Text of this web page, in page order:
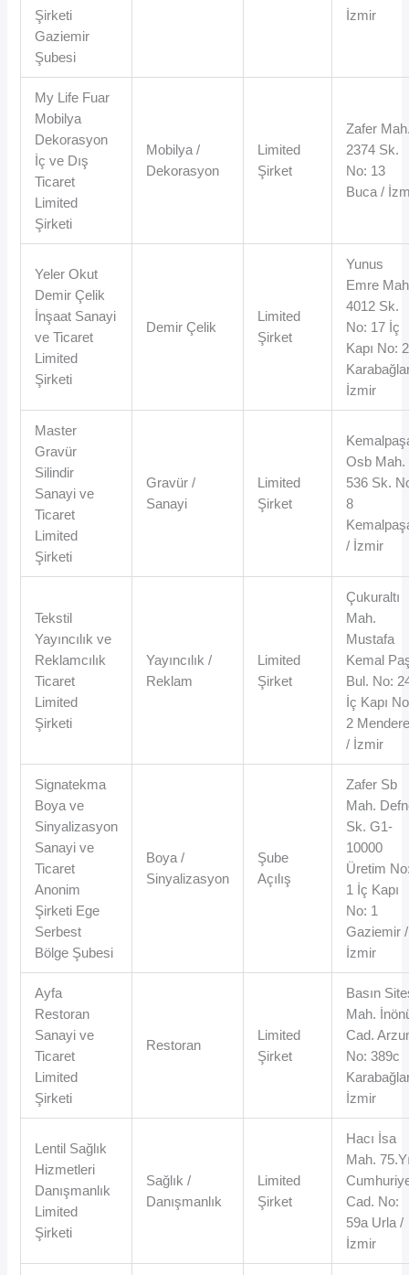
Şirketi
Gaziemir
Şubesi
İzmir
My Life Fuar
Mobilya
Dekorasyon
İç ve Dış
Ticaret
Limited
Şirketi
Mobilya /
Dekorasyon
Limited
Şirket
Zafer
2374 Sk.
No: 13
Buca /
Yeler Okut
Demir Çelik
İnşaat Sanayi
ve Ticaret
Limited
Şirketi
Demir Çelik
Limited
Şirket
Yunus
Emre
4012 Sk.
No: 17 İç
Kapı No: 2
İzmir
Master
Gravür
Silindir
Sanayi ve
Ticaret
Limited
Şirketi
Gravür /
Sanayi
Limited
Şirket
Osb Mah.
536 Sk.
8
/ İzmir
Tekstil
Yayıncılık ve
Reklamcılık
Ticaret
Limited
Şirketi
Yayıncılık /
Reklam
Limited
Şirket
Çukuraltı
Mah.
Mustafa
Kemal
Bul. No:
İç Kapı
2
/ İzmir
Signatekma
Boya ve
Sinyalizasyon
Sanayi ve
Ticaret
Anonim
Şirketi Ege
Serbest
Bölge Şubesi
Boya /
Sinyalizasyon
Şube
Açılış
Zafer Sb
Mah.
Sk. G1-
10000
Üretim
1 İç Kapı
No: 1
Gaziemir /
İzmir
Ayfa
Restoran
Sanayi ve
Ticaret
Limited
Şirketi
Restoran
Limited
Şirket
Basın
Mah.
Cad.
No: 389c
İzmir
Lentil Sağlık
Hizmetleri
Danışmanlık
Limited
Şirketi
Sağlık /
Danışmanlık
Limited
Şirket
Hacı İsa
Mah.
Cad. No:
59a Urla /
İzmir